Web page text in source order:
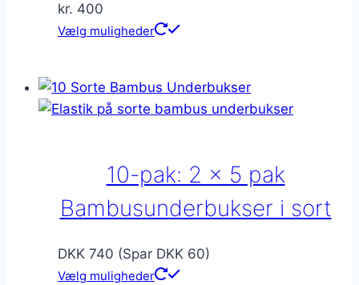
kr. 400
Vælg muligheder
Dette
flere
varianter.
vælges
på
varesiden
10-pak: 2 x 5 pak
Bambusunderbukser i sort
DKK 740 (Spar DKK 60)
Vælg muligheder